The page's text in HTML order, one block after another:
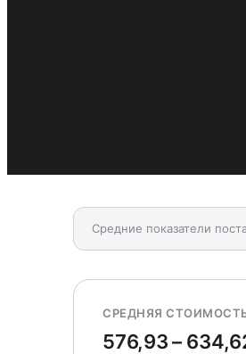
Средние показатели
СРЕДНЯЯ
576,93 –